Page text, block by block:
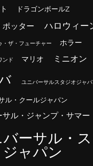
ドラゴンボールZ
ポッター ハロウィー
・ザ・フューチャー ホラー
ンド マリオ ミニオン
ユニバーサルスタジオジャパ
ル・クールジャパン
サル・ジャンプ・サマー
ーサル・
ャパン